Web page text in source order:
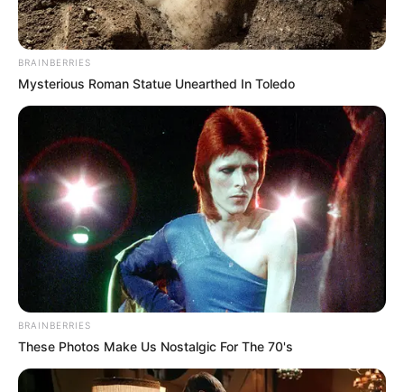
BRAINBERRIES
Mysterious Roman Statue Unearthed In Toledo
BRAINBERRIES
These Photos Make Us Nostalgic For The 70's